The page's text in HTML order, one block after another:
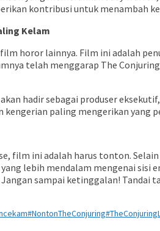
kontribusi untuk menambah
Kelam
horor lainnya. Film ini adalah
telah menggarap The
hadir sebagai produser
paling mengerikan yang
film ini adalah harus tonton.
lebih mendalam mengenai
Jangan sampai ketinggalan! Tandai
#NontonTheConjuring